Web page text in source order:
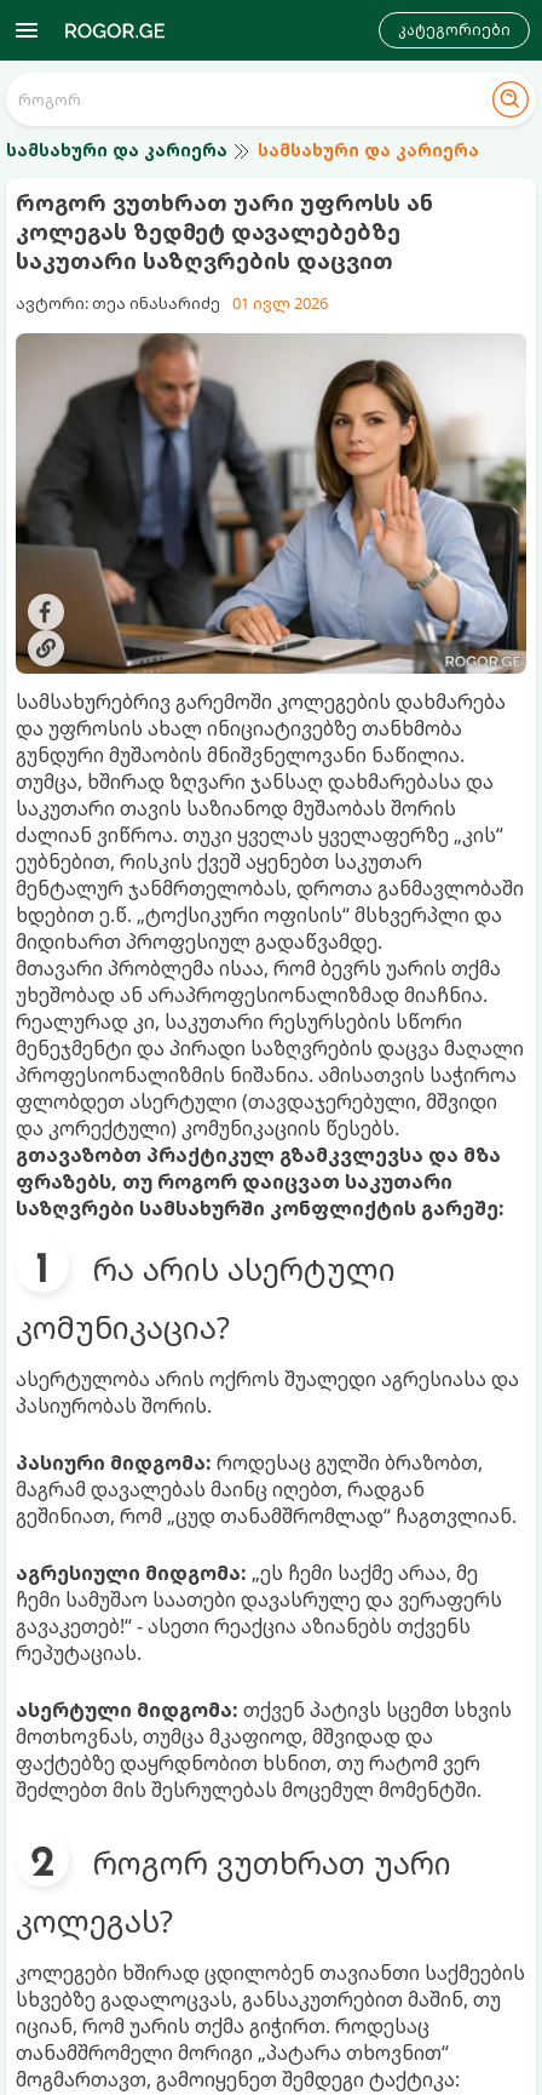
კატეგორიები
სამსახური და კარიერა სამსახური და კარიერა
როგორ ვუთხრათ უარი უფროსს ან
კოლეგას ზედმეტ დავალებებზე
საკუთარი საზღვრების დაცვით
ავტორი: თეა ინასარიძე 01 ივლ 2026
სამსახურებრივ გარემოში კოლეგების დახმარება
და უფროსის ახალ ინიციატივებზე თანხმობა
გუნდური მუშაობის მნიშვნელოვანი ნაწილია.
თუმცა, ხშირად ზღვარი ჯანსაღ დახმარებასა და
საკუთარი თავის საზიანოდ მუშაობას შორის
ძალიან ვიწროა. თუკი ყველას ყველაფერზე „კის“
ეუბნებით, რისკის ქვეშ აყენებთ საკუთარ
მენტალურ ჯანმრთელობას, დროთა განმავლობაში
ხდებით ე.წ. „ტოქსიკური ოფისის“ მსხვერპლი და
მიდიხართ პროფესიულ გადაწვამდე.
მთავარი პრობლემა ისაა, რომ ბევრს უარის თქმა
უხეშობად ან არაპროფესიონალიზმად მიაჩნია.
რეალურად კი, საკუთარი რესურსების სწორი
მენეჯმენტი და პირადი საზღვრების დაცვა მაღალი
პროფესიონალიზმის ნიშანია. ამისათვის საჭიროა
ფლობდეთ ასერტული (თავდაჯერებული, მშვიდი
და კორექტული) კომუნიკაციის წესებს.
გთავაზობთ პრაქტიკულ გზამკვლევსა და მზა
ფრაზებს, თუ როგორ დაიცვათ საკუთარი
საზღვრები სამსახურში კონფლიქტის გარეშე:
რა არის ასერტული
კომუნიკაცია?
ასერტულობა არის ოქროს შუალედი აგრესიასა და
პასიურობას შორის.
პასიური მიდგომა: როდესაც გულში ბრაზობთ,
მაგრამ დავალებას მაინც იღებთ, რადგან
გეშინიათ, რომ „ცუდ თანამშრომლად“ ჩაგთვლიან.
აგრესიული მიდგომა: „ეს ჩემი საქმე არაა, მე
ჩემი სამუშაო საათები დავასრულე და ვერაფერს
გავაკეთებ!“ - ასეთი რეაქცია აზიანებს თქვენს
რეპუტაციას.
ასერტული მიდგომა: თქვენ პატივს სცემთ სხვის
მოთხოვნას, თუმცა მკაფიოდ, მშვიდად და
ფაქტებზე დაყრდნობით ხსნით, თუ რატომ ვერ
შეძლებთ მის შესრულებას მოცემულ მომენტში.
როგორ ვუთხრათ უარი
კოლეგას?
კოლეგები ხშირად ცდილობენ თავიანთი საქმეების
სხვებზე გადალოცვას, განსაკუთრებით მაშინ, თუ
იციან, რომ უარის თქმა გიჭირთ. როდესაც
თანამშრომელი მორიგი „პატარა თხოვნით“
მოგმართავთ, გამოიყენეთ შემდეგი ტაქტიკა: